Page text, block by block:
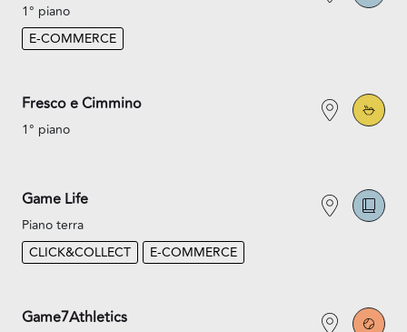
1° piano
E-COMMERCE
Fresco e Cimmino
1° piano
Game Life
Piano terra
CLICK&COLLECT
E-COMMERCE
Game7Athletics